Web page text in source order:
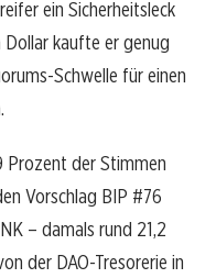
ein Sicherheitsleck
Dollar kaufte er genug
Schwelle für einen
Prozent der Stimmen
Vorschlag BIP #76
– damals rund 21,2
der DAO-Tresorerie in